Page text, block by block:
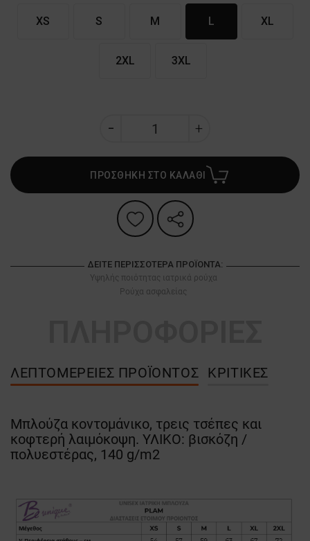
XS S M L XL
2XL 3XL
ΠΡΟΣΘΗΚΗ ΣΤΟ ΚΑΛΑΘΙ
ΔΕΊΤΕ ΠΕΡΙΣΣΌΤΕΡΑ ΠΡΟΪΌΝΤΑ:
Υψηλής ποιότητας ιατρικά ρούχα
Ρούχα ασφαλείας
ΛΕΠΤΟΜΈΡΕΙΕΣ ΠΡΟΪΌΝΤΟΣ ΚΡΙΤΙΚΈΣ
Μπλούζα κοντομάνικο, τρεις τσέπες και
κοφτερή λαιμόκοψη. ΥΛΙΚΟ: βισκόζη /
πολυεστέρας, 140 g/m2